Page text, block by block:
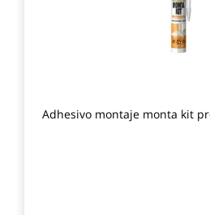
Adhesivo montaje monta kit